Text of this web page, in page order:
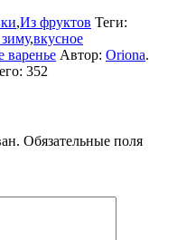
,Из фруктов Теги:
,вкусное
варенье Автор: Oriona.
352
Обязательные поля